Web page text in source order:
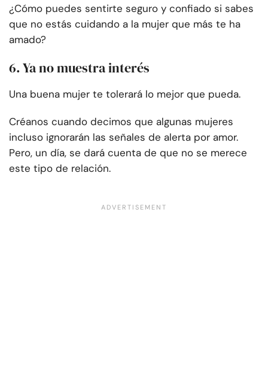
¿Cómo puedes sentirte seguro y confiado si sabes
que no estás cuidando a la mujer que más te ha
amado?
6. Ya no muestra interés
Una buena mujer te tolerará lo mejor que pueda.
Créanos cuando decimos que algunas mujeres
incluso ignorarán las señales de alerta por amor.
Pero, un día, se dará cuenta de que no se merece
este tipo de relación.